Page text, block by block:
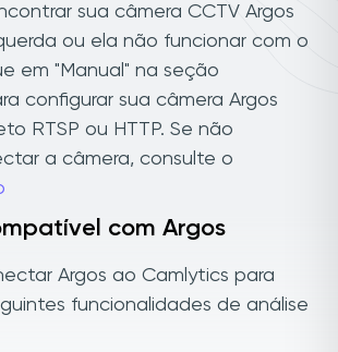
sua câmera CCTV Argos
ou ela não funcionar com o
em "Manual" na seção
configurar sua câmera Argos
RTSP ou HTTP. Se não
a câmera, consulte o
com Argos
Argos ao Camlytics para
funcionalidades de análise